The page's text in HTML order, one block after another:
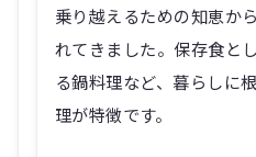
乗り越えるための知恵か
れてきました。保存食と
る鍋料理など、暮らしに
理が特徴です。